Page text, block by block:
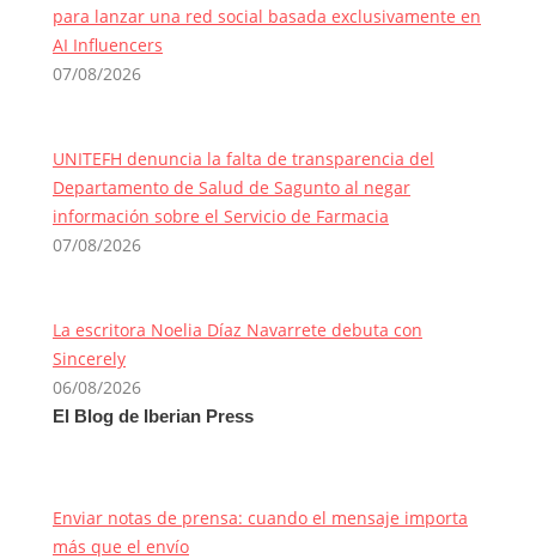
para lanzar una red social basada exclusivamente en
AI Influencers
07/08/2026
UNITEFH denuncia la falta de transparencia del
Departamento de Salud de Sagunto al negar
información sobre el Servicio de Farmacia
07/08/2026
La escritora Noelia Díaz Navarrete debuta con
Sincerely
06/08/2026
El Blog de Iberian Press
Enviar notas de prensa: cuando el mensaje importa
más que el envío